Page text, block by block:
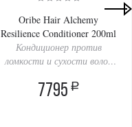
Oribe Hair Alchemy
Resilience Conditioner 200ml
Кондиционер против
ломкости и сухости волос
7795 a